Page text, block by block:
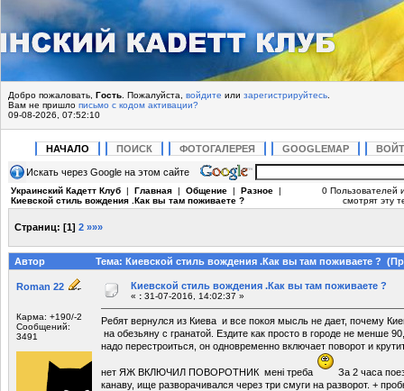
Добро пожаловать, Гость . Пожалуйста, войдите или зарегистрируйтесь
Вам не пришло письмо с кодом активации?
09-08-2026, 07:52:10
НАЧАЛО ПОИСК ФОТОГАЛЕРЕЯ GOOGLEMAP
Искать через Google на этом сайте
Украинский Кадетт Клуб | Главная | Общение | Разное |
Киевской стиль вождения .Как вы там поживаете ?
0 Пользователей
смотрят эту
Страниц: [1] 2 »»»
Автор Тема: Киевской стиль вождения .Как вы там поживаете ?
Roman 22
Карма: +190/-2
Сообщений:
3491
Киевской стиль вождения .Как вы там поживаете ?
« : 31-07-2016, 14:02:37 »
Ребят вернулся из Киева и все покоя мысль не дает, почему
на обезьяну с гранатой. Ездите как просто в городе не менше
надо перестроиться, он одновременно включает поворот и
нет ЯЖ ВКЛЮЧИЛ ПОВОРОТНИК мені треба
За 2 часа
канаву, ище разворачивался через три смуги на разворот. +